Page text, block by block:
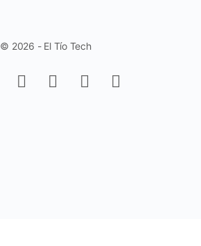
© 2026 - El Tío Tech